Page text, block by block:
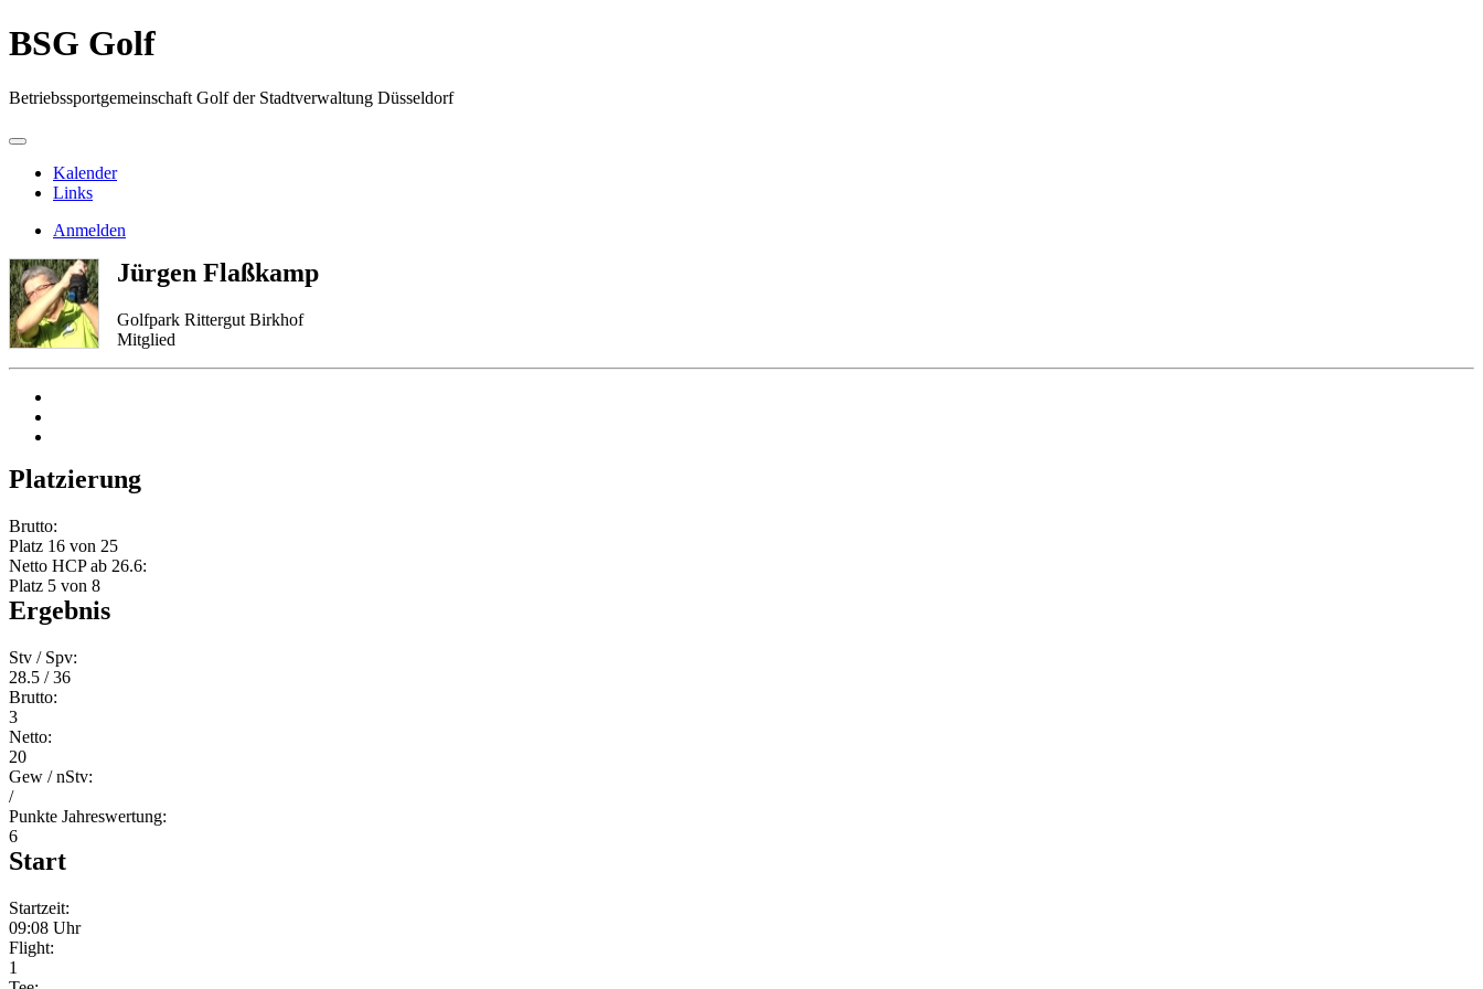
BSG Golf
Betriebssportgemeinschaft Golf der Stadtverwaltung Düsseldorf
Kalender
Links
Anmelden
Jürgen Flaßkamp
Golfpark Rittergut Birkhof
Mitglied
Platzierung
Brutto:
Platz 16 von 25
Netto HCP ab 26.6:
Platz 5 von 8
Ergebnis
Stv / Spv:
28.5 / 36
Brutto:
3
Netto:
20
Gew / nStv:
/
Punkte Jahreswertung:
6
Start
Startzeit:
09:08 Uhr
Flight:
1